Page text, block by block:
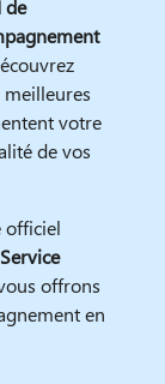
de
votre
de vos
officiel
offrons
en